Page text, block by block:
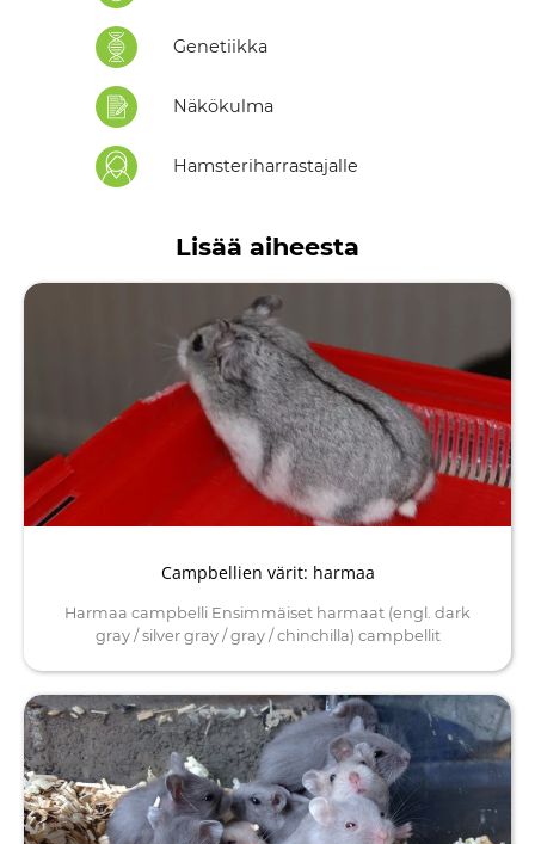
Genetiikka
Näkökulma
Hamsteriharrastajalle
Lisää aiheesta
Campbellien värit: harmaa
Harmaa campbelli Ensimmäiset harmaat (engl. dark
gray / silver gray / gray / chinchilla) campbellit